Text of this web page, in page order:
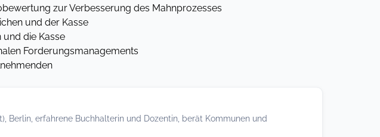
zur Verbesserung des Mahnprozesses
und der Kasse
die Kasse
Forderungsmanagements
Berlin, erfahrene Buchhalterin und Dozentin, berät Kommunen und